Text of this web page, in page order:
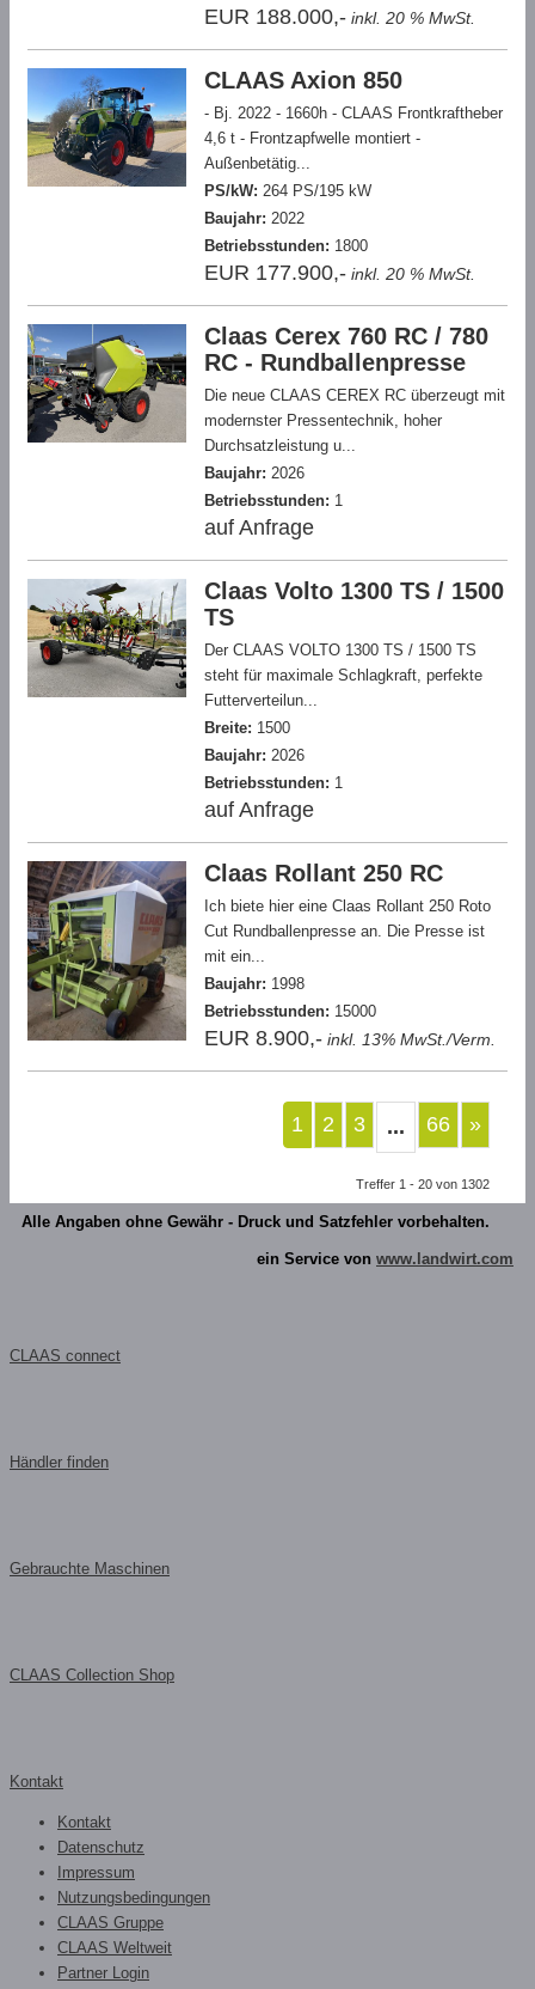
EUR 188.000,- inkl. 20 % MwSt.
CLAAS Axion 850
- Bj. 2022 - 1660h - CLAAS Frontkraftheber
4,6 t - Frontzapfwelle montiert -
Außenbetätig...
PS/kW: 264 PS/195 kW
Baujahr: 2022
Betriebsstunden: 1800
EUR 177.900,- inkl. 20 % MwSt.
Claas Cerex 760 RC / 780
RC - Rundballenpresse
Die neue CLAAS CEREX RC überzeugt mit
modernster Pressentechnik, hoher
Durchsatzleistung u...
Baujahr: 2026
Betriebsstunden: 1
auf Anfrage
Claas Volto 1300 TS / 1500
TS
Der CLAAS VOLTO 1300 TS / 1500 TS
steht für maximale Schlagkraft, perfekte
Futterverteilun...
Breite: 1500
Baujahr: 2026
Betriebsstunden: 1
auf Anfrage
Claas Rollant 250 RC
Ich biete hier eine Claas Rollant 250 Roto
Cut Rundballenpresse an. Die Presse ist
mit ein...
Baujahr: 1998
Betriebsstunden: 15000
EUR 8.900,- inkl. 13% MwSt./Verm.
1 2 3 ... 66 »
Treffer 1 - 20 von 1302
Alle Angaben ohne Gewähr - Druck und Satzfehler vorbehalten.
ein Service von www.landwirt.com
CLAAS connect
Händler finden
Gebrauchte Maschinen
CLAAS Collection Shop
Kontakt
Kontakt
Datenschutz
Impressum
Nutzungsbedingungen
CLAAS Gruppe
CLAAS Weltweit
Partner Login